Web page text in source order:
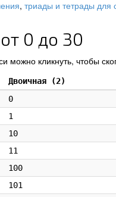
, триады и тетрады для
0 до 30
кликнуть, чтобы
Двоичная (2)
0
1
10
11
100
101